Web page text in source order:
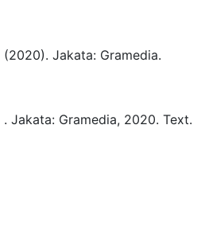
(2020). Jakata: Gramedia.
. Jakata: Gramedia, 2020. Text.